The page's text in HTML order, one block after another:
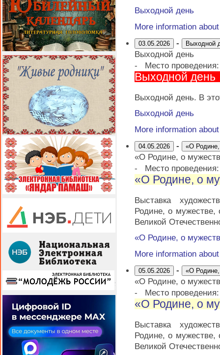
Выходной день
More information
03.05.2026 - Выходной
Выходной день
-
Место
Выходной день
Выходной день. В
Выходной день
More information
04.05.2026 - «О
«О Родине, о
-
Место
«О Родине, о
Выставка
Родине, о
Великой
«О Родине, о
More information
05.05.2026 - «О
«О Родине, о
-
Место
«О Родине, о
Выставка
Родине, о
Великой